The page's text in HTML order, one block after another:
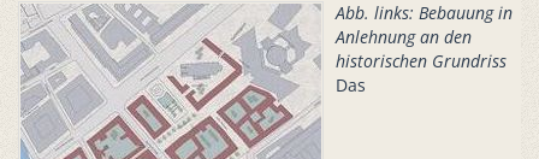
Abb. links: Bebauung in
Anlehnung an den
historischen Grundriss
Das